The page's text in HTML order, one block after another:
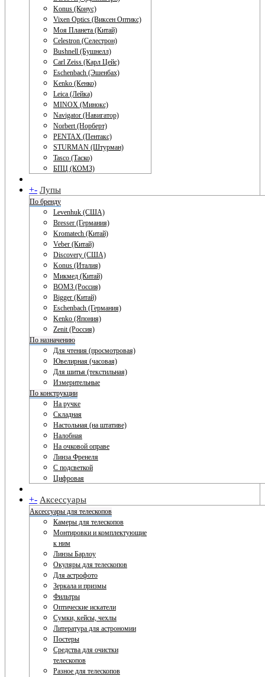
Konus (Конус)
Vixen Optics (Виксен Оптикс)
Моя Планета (Китай)
Celestron (Селестрон)
Bushnell (Бушнелл)
Carl Zeiss (Карл Цейс)
Eschenbach (Эшенбах)
Kenko (Кенко)
Leica (Лейка)
MINOX (Минокс)
Navigator (Навигатор)
Norbert (Норберт)
PENTAX (Пентакс)
STURMAN (Штурман)
Tasco (Таско)
БПЦ (КОМЗ)
+- Лупы
По бренду
Levenhuk (США)
Bresser (Германия)
Kromatech (Китай)
Veber (Китай)
Discovery (США)
Konus (Италия)
Микмед (Китай)
ВОМЗ (Россия)
Bigger (Китай)
Eschenbach (Германия)
Kenko (Япония)
Zenit (Россия)
По назначению
Для чтения (просмотровая)
Ювелирная (часовая)
Для шитья (текстильная)
Измерительные
По конструкции
На ручке
Складная
Настольная (на штативе)
Налобная
На очковой оправе
Линза Френеля
С подсветкой
Цифровая
+- Аксессуары
Аксессуары для телескопов
Камеры для телескопов
Монтировки и комплектующие
к ним
Линзы Барлоу
Окуляры для телескопов
Для астрофото
Зеркала и призмы
Фильтры
Оптические искатели
Сумки, кейсы, чехлы
Литература для астрономии
Постеры
Средства для очистки
телескопов
Разное для телескопов